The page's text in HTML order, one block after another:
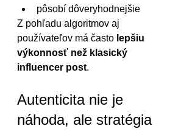
pôsobí dôveryhodnejšie
Z pohľadu algoritmov aj
používateľov má často lepšiu
výkonnosť než klasický
influencer post.
Autenticita nie je
náhoda, ale stratégia